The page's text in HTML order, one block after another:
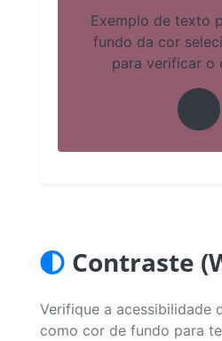
Exemplo de texto
fundo da cor
para verificar o
Contraste
Verifique a acessibilidade
como cor de fundo para